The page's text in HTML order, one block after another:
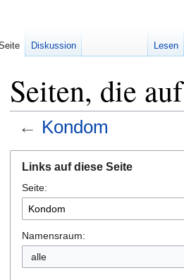
Seiten, die
← Kondom
Navigation
springen
Suche
springen
Links auf diese Seite
Seite:
Namensraum:
alle
Diskussion Lesen